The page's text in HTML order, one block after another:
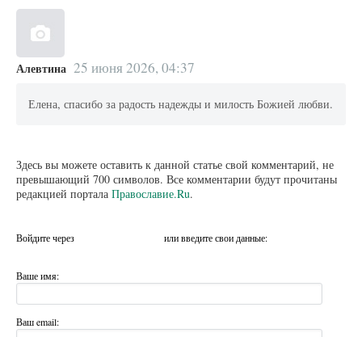
Алевтина 25 июня 2026, 04:37
Елена, спасибо за радость надежды и милость Божией любви.
Здесь вы можете оставить к данной статье свой комментарий, не
превышающий 700 символов. Все комментарии будут прочитаны
редакцией портала Православие.Ru.
Войдите через или введите свои данные:
Ваше имя:
Ваш email: